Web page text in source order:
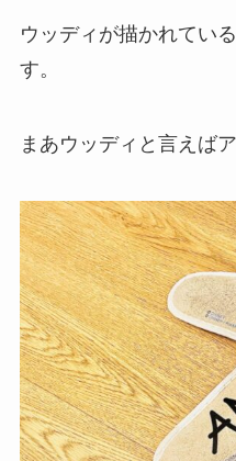
ウッディが描かれてい
す。
まあウッディと言えば